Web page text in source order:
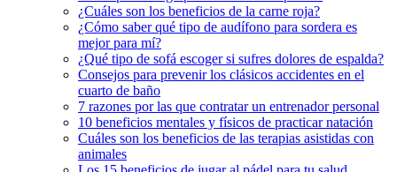
¿Cuáles son los beneficios de la carne roja?
¿Cómo saber qué tipo de audífono para sordera es
mejor para mí?
¿Qué tipo de sofá escoger si sufres dolores de espalda?
Consejos para prevenir los clásicos accidentes en el
cuarto de baño
7 razones por las que contratar un entrenador personal
10 beneficios mentales y físicos de practicar natación
Cuáles son los beneficios de las terapias asistidas con
animales